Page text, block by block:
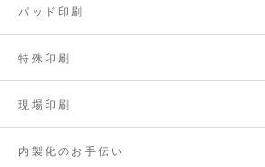
パッド印刷
特殊印刷
現場印刷
内製化のお手伝い